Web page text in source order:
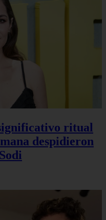
ritual
despidieron